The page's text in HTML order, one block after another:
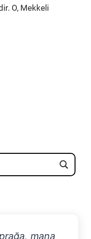
O, Mekkeli
mana